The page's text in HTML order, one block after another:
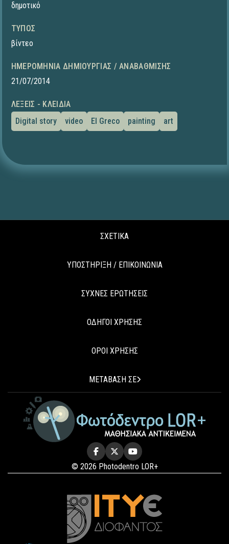
δημοτικό
ΤΎΠΟΣ
βίντεο
ΗΜΕΡΟΜΗΝΊΑ ΔΗΜΙΟΥΡΓΊΑΣ / ΑΝΑΒΆΘΜΙΣΗΣ
21/07/2014
ΛΈΞΕΙΣ - ΚΛΕΙΔΙΆ
Digital story
video El Greco painting art
ΣΧΕΤΙΚΑ
ΥΠΟΣΤΗΡΙΞΗ / ΕΠΙΚΟΙΝΩΝΙΑ
ΣΥΧΝΕΣ ΕΡΩΤΗΣΕΙΣ
ΟΔΗΓΟΙ ΧΡΗΣΗΣ
ΟΡΟΙ ΧΡΗΣΗΣ
ΜΕΤΑΒΑΣΗ ΣΕ
© 2026 Photodentro LOR+